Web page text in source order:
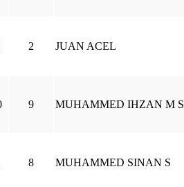
2 JUAN ACEL
9 MUHAMMED IHZAN M S
8 MUHAMMED SINAN S